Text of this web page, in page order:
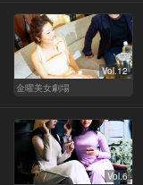
Vol.12
金曜美女劇場
Vol.6